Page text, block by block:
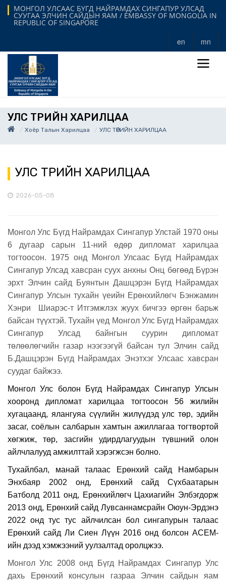
МОНГОЛ УЛСААС БҮГД НАЙРАМДАХ СИНГАПУР УЛСАД
СУУГАА ЭЛЧИН САЙДЫН ЯАМ / EMBASSY OF MONGOLIA IN
REPUBLIC OF SINGAPORE
en mn
УЛС ТӨРИЙН ХАРИЛЦАА
Хоёр Талын Харилцаа УЛС ТӨРИЙН ХАРИЛЦАА
УЛС ТӨРИЙН ХАРИЛЦАА
2026-05-08
Монгол Улс Бүгд Найрамдах Сингапур Улстай 1970 оны
6 дугаар сарын 11-ний өдөр дипломат харилцаа
тогтоосон. 1975 онд Монгол Улсаас Бүгд Найрамдах
Сингапур Улсад хавсран суух анхны Онц бөгөөд Бүрэн
эрхт Элчин сайд Буянтын Дашцэрэн Бүгд Найрамдах
Сингапур Улсын тухайн үеийн Ерөнхийлөгч Бэнжамин
Хэнри Шиарэс-т Итгэмжлэх жуух бичгээ өргөн барьж
байсан түүхтэй. Тухайн үед Монгол Улс Бүгд Найрамдах
Сингапур Улсад байнгын суурин дипломат
төлөөлөгчийн газар нээгээгүй байсан тул Элчин сайд
Б.Дашцэрэн Бүгд Найрамдах Энэтхэг Улсаас хавсран
суудаг байжээ.
Монгол Улс болон Бүгд Найрамдах Сингапур Улсын
хооронд дипломат харилцаа тогтоосон 56 жилийн
хугацаанд, ялангуяа сүүлийн жилүүдэд улс төр, эдийн
засаг, соёлын салбарын хамтын ажиллагаа тогтвортой
хөгжиж, төр, засгийн удирдлагуудын түвшний олон
айлчлалууд амжилттай хэрэгжсэн болно.
Тухайлбал, манай талаас Ерөнхий сайд Намбарын
Энхбаяр 2002 онд, Ерөнхий сайд Сүхбаатарын
Батболд 2011 онд, Ерөнхийлөгч Цахиагийн Элбэгдорж
2013 онд, Ерөнхий сайд Лувсаннамсрайн Оюун-Эрдэнэ
2022 онд тус тус айлчилсан бол сингапурын талаас
Ерөнхий сайд Ли Сиен Лүүн 2016 онд болсон АСЕМ-
ийн дээд хэмжээний уулзалтад оролцжээ.
Монгол Улс 2008 онд Бүгд Найрамдах Сингапур Улс
дахь Ерөнхий консулын газраа Элчин сайдын яам